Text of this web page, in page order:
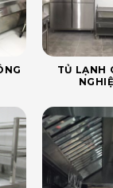
TỦ LẠNH